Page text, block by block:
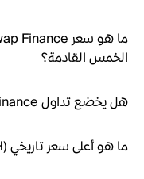
الخمس القادمة؟
هل يخضع تداول zkSwap Finance للضرائب؟
ما هو أعلى سعر تاريخي (ATH) لعملة zkSwap Finance؟